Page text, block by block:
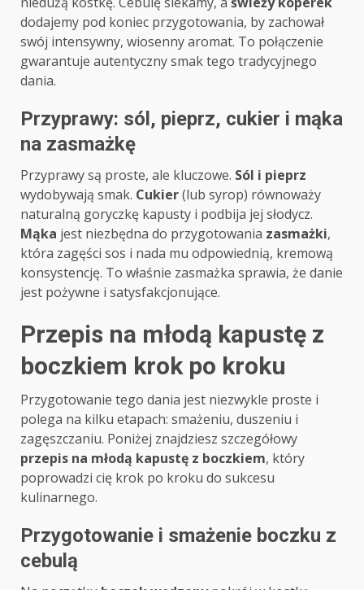
dodajemy pod koniec przygotowania, by zachował
swój intensywny, wiosenny aromat. To połączenie
gwarantuje autentyczny smak tego tradycyjnego
dania.
Przyprawy: sól, pieprz, cukier i mąka
na zasmażkę
Przyprawy są proste, ale kluczowe. Sól i pieprz
wydobywają smak. Cukier(lub syrop) równoważy
naturalną goryczkę kapusty i podbija jej słodycz.
Mąka jest niezbędna do przygotowania zasmażki,
która zagęści sos i nada mu odpowiednią, kremową
konsystencję. To właśnie zasmażka sprawia, że danie
jest pożywne i satysfakcjonujące.
Przepis na młodą kapustę z
boczkiem krok po kroku
Przygotowanie tego dania jest niezwykle proste i
polega na kilku etapach: smażeniu, duszeniu i
zagęszczaniu. Poniżej znajdziesz szczegółowy
przepis na młodą kapustę z boczkiem, który
poprowadzi cię krok po kroku do sukcesu
kulinarnego.
Przygotowanie i smażenie boczku z
cebulą